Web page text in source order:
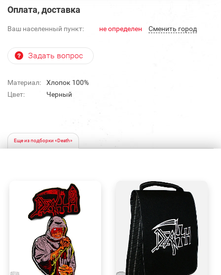
Оплата, доставка
Ваш населенный пункт: не определен Cменить город
Задать вопрос
Материал:
Хлопок 100%
Цвет:
Черный
Еще из подборки «Death»